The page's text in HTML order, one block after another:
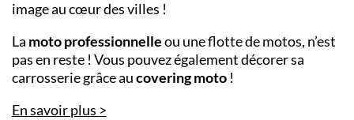
image au cœur des villes !
La moto professionnelleou une flotte de motos, n’est
pas en reste ! Vous pouvez également décorer sa
carrosserie grâce aucovering moto !
En savoir plus